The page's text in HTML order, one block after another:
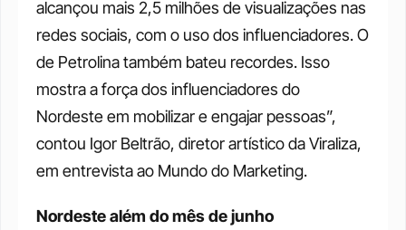
alcançou mais 2,5 milhões de visualizações nas
redes sociais, com o uso dos influenciadores. O
de Petrolina também bateu recordes. Isso
mostra a força dos influenciadores do
Nordeste em mobilizar e engajar pessoas”,
contou Igor Beltrão, diretor artístico da Viraliza,
em entrevista ao Mundo do Marketing.
Nordeste além do mês de junho